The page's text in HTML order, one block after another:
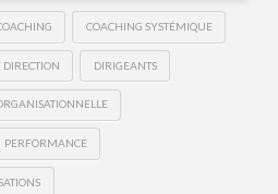
COACHING SYSTÉMIQUE
DIRECTION DIRIGEANTS
PERFORMANCE